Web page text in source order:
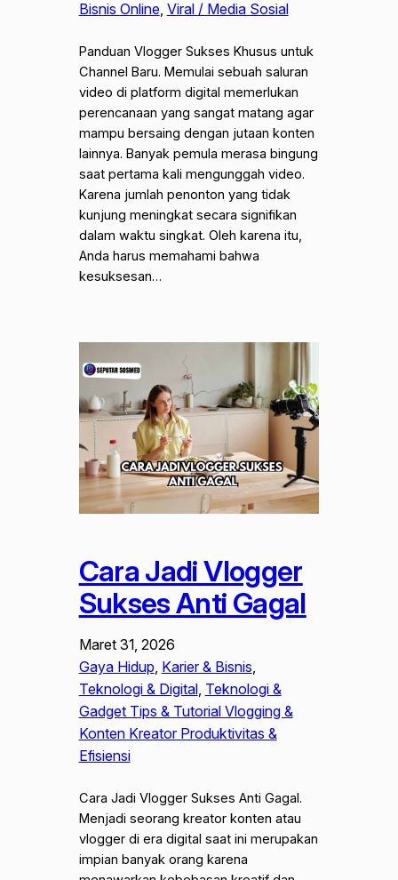
Bisnis Online, Viral / Media Sosial
Panduan Vlogger Sukses Khusus untuk
Channel Baru. Memulai sebuah saluran
video di platform digital memerlukan
perencanaan yang sangat matang agar
mampu bersaing dengan jutaan konten
lainnya. Banyak pemula merasa bingung
saat pertama kali mengunggah video.
Karena jumlah penonton yang tidak
kunjung meningkat secara signifikan
dalam waktu singkat. Oleh karena itu,
Anda harus memahami bahwa
kesuksesan…
Cara Jadi Vlogger
Sukses Anti Gagal
Maret 31, 2026
Gaya Hidup Karier & Bisnis
Teknologi & Digital, Teknologi &
Gadget Tips & Tutorial Vlogging &
Konten Kreator Produktivitas &
Efisiensi
Cara Jadi Vlogger Sukses Anti Gagal.
Menjadi seorang kreator konten atau
vlogger di era digital saat ini merupakan
impian banyak orang karena